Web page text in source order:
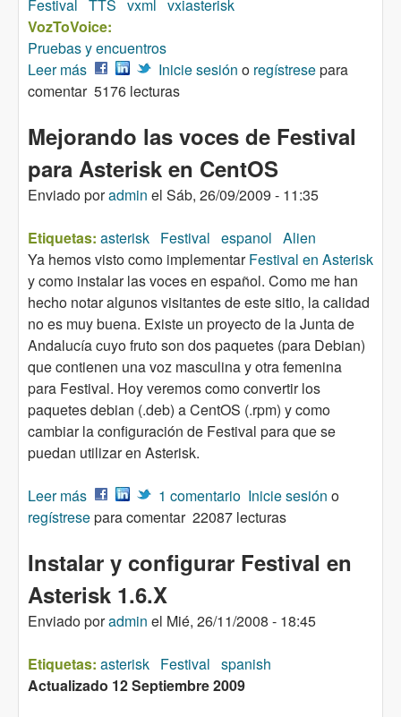
Festival TTS vxml vxiasterisk
VozToVoice:
Pruebas y encuentros
Leer más sobre voicexmlInicie sesión o regístresepara
comentar 5176 lecturas
Mejorando las voces de Festival
para Asterisk en CentOS
Enviado poradmin el Sáb, 26/09/2009 - 11:35
Etiquetas: asterisk Festival espanol Alien
Ya hemos visto como implementarFestival en Asterisk
y como instalar las voces en español. Como me han
hecho notar algunos visitantes de este sitio, la calidad
no es muy buena. Existe un proyecto de la Junta de
Andalucía cuyo fruto son dos paquetes (para Debian)
que contienen una voz masculina y otra femenina
para Festival. Hoy veremos como convertir los
paquetes debian (.deb) a CentOS (.rpm) y como
cambiar la configuración de Festival para que se
puedan utilizar en Asterisk.
Leer más sobre Mejorando las voces de Festival para
Asterisk en CentOS
1 comentario Inicie sesión o
regístresepara comentar 22087 lecturas
Instalar y configurar Festival en
Asterisk 1.6.X
Enviado poradmin el Mié, 26/11/2008 - 18:45
Etiquetas: asterisk Festival spanish
Actualizado 12 Septiembre 2009